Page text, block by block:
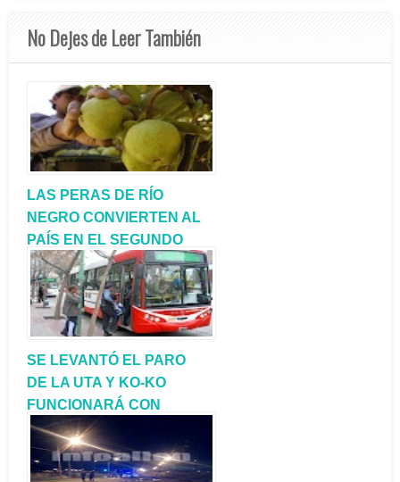
No Dejes de Leer También
LAS PERAS DE RÍO
NEGRO CONVIERTEN AL
PAÍS EN EL SEGUNDO
EXPORTADOR A NIVEL
MUNDIAL
SE LEVANTÓ EL PARO
DE LA UTA Y KO-KO
FUNCIONARÁ CON
NORMALIDAD